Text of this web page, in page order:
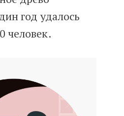
год удалось
человек.